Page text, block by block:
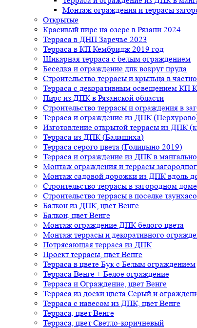
Монтаж ограждения и террасы
Открытые
Красивый пирс на озере в Рязани 2024
Терраса в ДНП Заречье 2023
Терраса в КП Кембридж 2019 год
Шикарная терраса с белым ограждением
Беседка и ограждение дпк вокруг пруда
Строительство террасы и крыльца в
Терраса с декоративным освещением КП
Пирс из ДПК в Рязанской области
Строительство террасы и ограждения в
Терраса и ограждение из ДПК
Изготовление открытой террасы из ДПК
Терраса из ДПК (Балашиха)
Терраса серого цвета (Голицыно 2019)
Терраса и ограждение из ДПК в
Монтаж ограждения и террасы
Монтаж садовой дорожки из ДПК вдоль
Строительство террасы в загородном доме
Строительство террасы в поселке
Балкон из ДПК, цвет Венге
Балкон, цвет Венге
Монтаж ограждение ДПК белого цвета
Монтаж террасы и декоративного
Потрясающая терраса из ДПК
Проект террасы, цвет Венге
Терраса в цвете Бук с Белым ограждением
Терраса Венге + Белое ограждение
Терраса и Ограждение, цвет Венге
Терраса из доски цвета Серый и
Терраса с навесом из ДПК, цвет Венге
Терраса, цвет Венге
Терраса, цвет Светло-коричневый